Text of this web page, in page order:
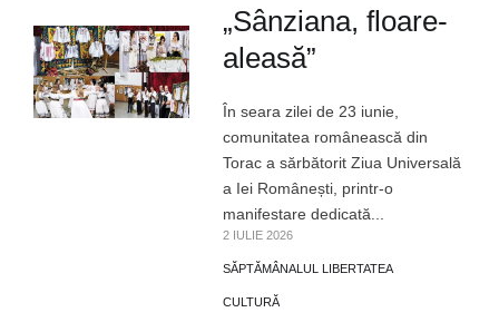
„Sânziana, floare-
aleasă”
În seara zilei de 23 iunie,
comunitatea românească din
Torac a sărbătorit Ziua Universală
a Iei Românești, printr-o
manifestare dedicată...
2 IULIE 2026
SĂPTĂMÂNALUL LIBERTATEA
CULTURĂ